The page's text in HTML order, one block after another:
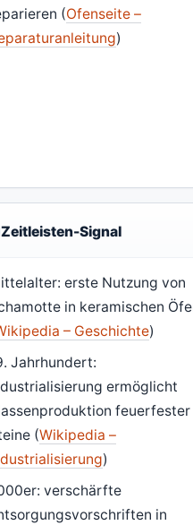
(Ofenseite –
)
Zeitleisten-Signal
erste Nutzung von
in keramischen
– Geschichte)
Jahrhundert:
ermöglicht
feuerfester
(Wikipedia –
)
verschärfte
in